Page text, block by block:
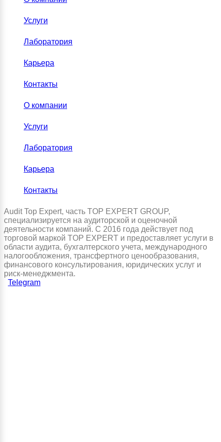
Услуги
Лаборатория
Карьера
Контакты
О компании
Услуги
Лаборатория
Карьера
Контакты
Audit Top Expert, часть TOP EXPERT GROUP,
специализируется на аудиторской и оценочной
деятельности компаний. С 2016 года действует под
торговой маркой TOP EXPERT и предоставляет услуги в
области аудита, бухгалтерского учета, международного
налогообложения, трансфертного ценообразования,
финансового консультирования, юридических услуг и
риск-менеджмента.
Telegram